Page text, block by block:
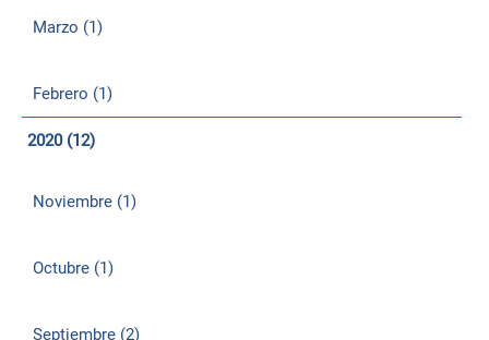
Marzo (1)
Febrero (1)
2020 (12)
Noviembre (1)
Octubre (1)
Septiembre (2)